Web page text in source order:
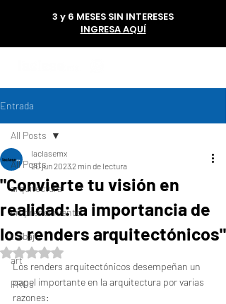
3 y 6 MESES SIN INTERESES
INGRESA AQUÍ
Entrada
All Posts
arquitectura
emprendimiento
trabajo
art
PROs
All Posts
"Convierte tu visión en
realidad: la importancia de
los renders arquitectónicos"
laclasemx
20 jun 20232 min de lectura
Obtuvo NaN de 5 estrellas.
Los renders arquitectónicos desempeñan un
papel importante en la arquitectura por varias
razones: